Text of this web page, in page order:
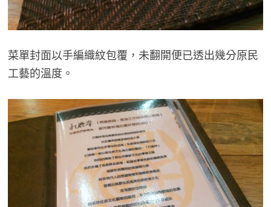
菜單封面以手編織紋包覆，未翻開便已透出幾分原民
工藝的溫度。